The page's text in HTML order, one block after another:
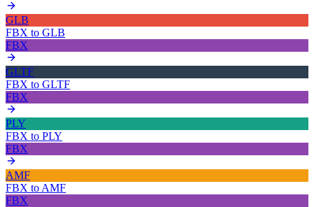
GLB
FBX to GLB
FBX
GLTF
FBX to GLTF
FBX
PLY
FBX to PLY
FBX
AMF
FBX to AMF
FBX